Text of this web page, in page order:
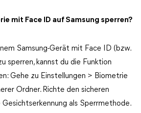
mit Face ID auf Samsung sperren?
Samsung-Gerät mit Face ID (bzw.
sperren, kannst du die Funktion
Gehe zu Einstellungen > Biometrie
Ordner. Richte den sicheren
als Sperrmethode.